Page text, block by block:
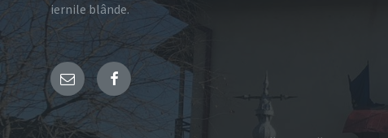
iernile blânde.
Email Facebook